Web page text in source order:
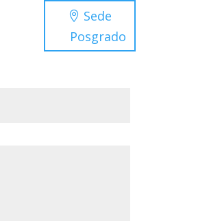
Sede
Posgrado